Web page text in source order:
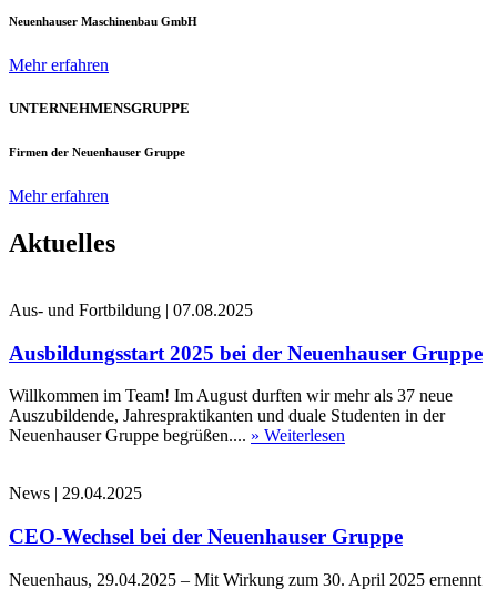
Neuenhauser Maschinenbau GmbH
Mehr erfahren
UNTERNEHMENSGRUPPE
Firmen der Neuenhauser Gruppe
Mehr erfahren
Aktuelles
Aus- und Fortbildung | 07.08.2025
Ausbildungsstart 2025 bei der Neuenhauser Gruppe
Willkommen im Team! Im August durften wir mehr als 37 neue
Auszubildende, Jahrespraktikanten und duale Studenten in der
Neuenhauser Gruppe begrüßen.... » Weiterlesen
News | 29.04.2025
CEO-Wechsel bei der Neuenhauser Gruppe
Neuenhaus, 29.04.2025 – Mit Wirkung zum 30. April 2025 ernennt